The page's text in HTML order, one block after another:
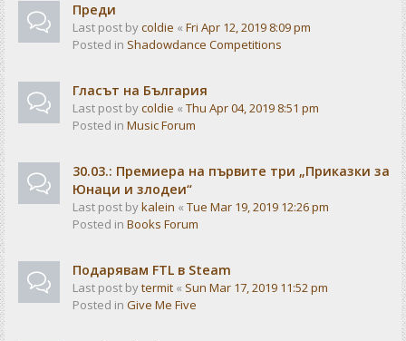
Преди
Last post bycoldie « Fri Apr 12, 2019 8:09 pm
Posted in Shadowdance Competitions
Гласът на България
Last post bycoldie « Thu Apr 04, 2019 8:51 pm
Posted in Music Forum
30.03.: Премиера на първите три „Приказки за
Юнаци и злодеи“
Last post bykalein « Tue Mar 19, 2019 12:26 pm
Posted in Books Forum
Подарявам FTL в Steam
Last post bytermit « Sun Mar 17, 2019 11:52 pm
Posted in Give Me Five